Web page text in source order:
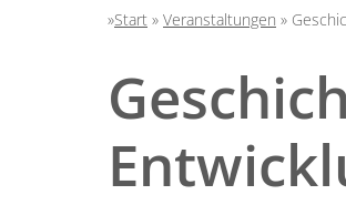
Start » Veranstaltungen »